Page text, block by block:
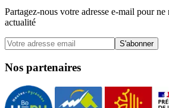
Partagez-nous votre adresse e-mail pour
actualité
S'abonner
Nos partenaires